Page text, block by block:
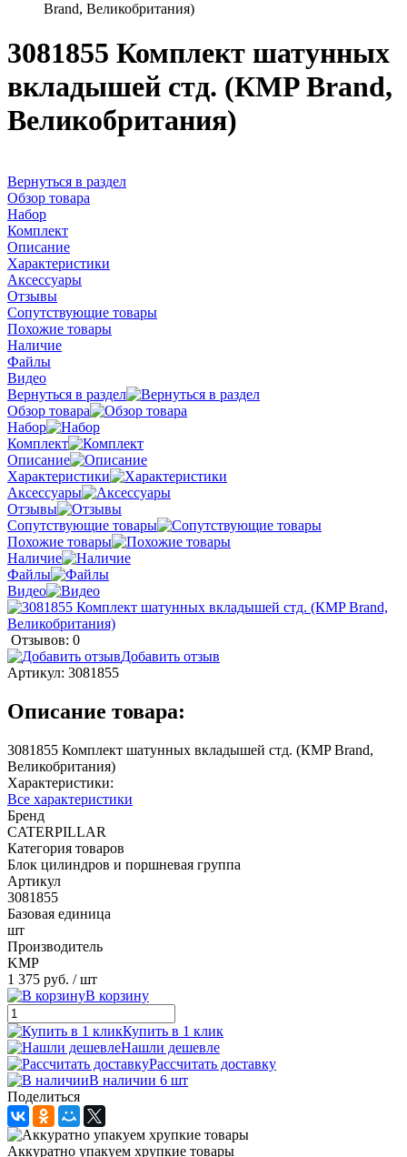
Brand, Великобритания)
3081855 Комплект шатунных
вкладышей стд. (КMP Brand,
Великобритания)
Вернуться в раздел
Обзор товара
Набор
Комплект
Описание
Характеристики
Аксессуары
Отзывы
Сопутствующие товары
Похожие товары
Наличие
Файлы
Видео
Вернуться в раздел
Обзор товара
Набор
Комплект
Описание
Характеристики
Аксессуары
Отзывы
Сопутствующие товары
Похожие товары
Наличие
Файлы
Видео
Отзывов: 0
Добавить отзыв
Артикул: 3081855
Описание товара:
3081855 Комплект шатунных вкладышей стд. (КMP Brand,
Великобритания)
Характеристики:
Все характеристики
Бренд
CATERPILLAR
Категория товаров
Блок цилиндров и поршневая группа
Артикул
3081855
Базовая единица
шт
Производитель
KMP
1 375 руб. / шт
В корзину
Купить в 1 клик
Нашли дешевле
Рассчитать доставку
В наличии 6 шт
Поделиться
Аккуратно упакуем хрупкие товары